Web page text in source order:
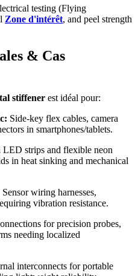
testing (Flying
Zone d'intérêt, and peel strength
& Cas
stiffener est idéal pour:
Side-key flex cables, camera
in smartphones/tablets.
strips and flexible neon
in heat sinking and mechanical
Sensor wiring harnesses,
vibration resistance.
for precision probes,
needing localized
interconnects for portable